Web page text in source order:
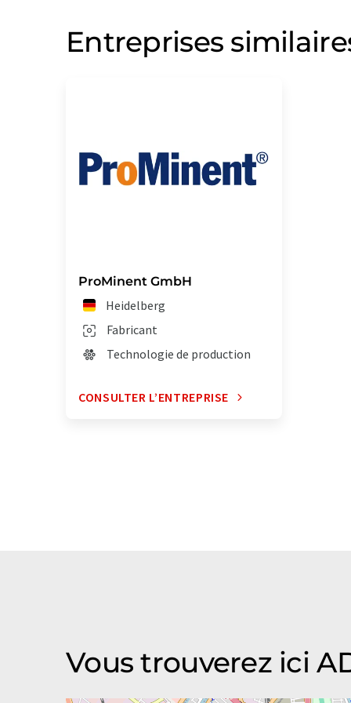
Entreprises
ProMinent GmbH
Heidelberg
Fabricant
Technologie de production
CONSULTER L’ENTREPRISE
Vous trouverez ici